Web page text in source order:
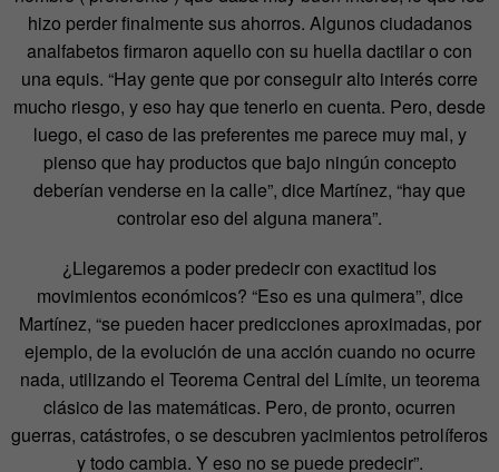
hizo perder finalmente sus ahorros. Algunos ciudadanos
analfabetos firmaron aquello con su huella dactilar o con
una equis. “Hay gente que por conseguir alto interés corre
mucho riesgo, y eso hay que tenerlo en cuenta. Pero, desde
luego, el caso de las preferentes me parece muy mal, y
pienso que hay productos que bajo ningún concepto
deberían venderse en la calle”, dice Martínez, “hay que
controlar eso del alguna manera”.
¿Llegaremos a poder predecir con exactitud los
movimientos económicos? “Eso es una quimera”, dice
Martínez, “se pueden hacer predicciones aproximadas, por
ejemplo, de la evolución de una acción cuando no ocurre
nada, utilizando el Teorema Central del Límite, un teorema
clásico de las matemáticas. Pero, de pronto, ocurren
guerras, catástrofes, o se descubren yacimientos petrolíferos
y todo cambia. Y eso no se puede predecir”.